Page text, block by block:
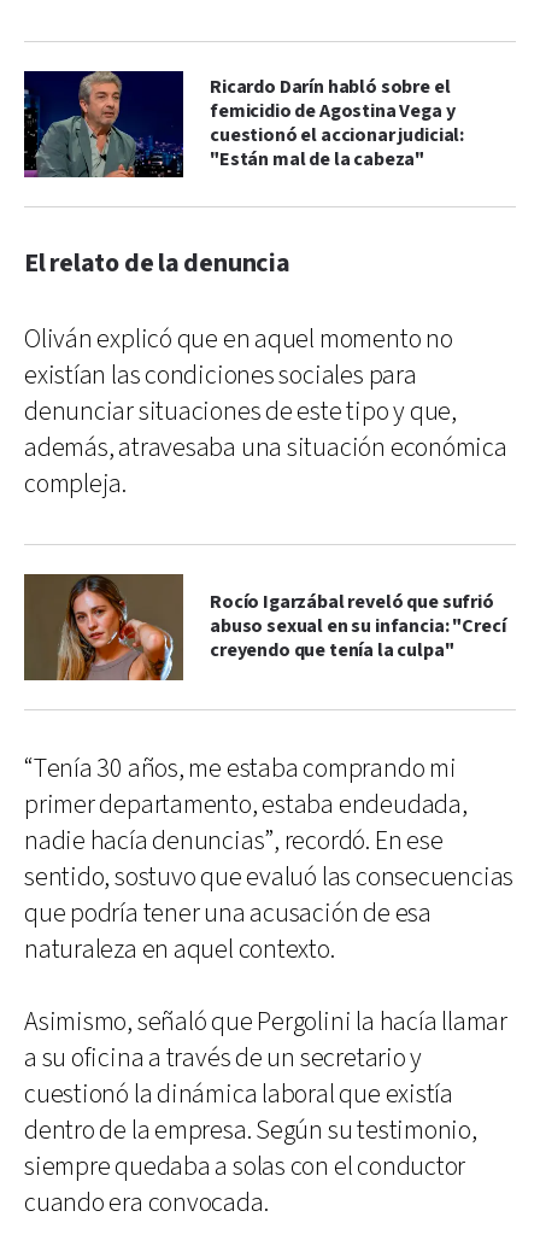
Ricardo Darín habló sobre el
femicidio de Agostina Vega y
cuestionó el accionar judicial:
"Están mal de la cabeza"
El relato de la denuncia
Oliván explicó que en aquel momento no
existían las condiciones sociales para
denunciar situaciones de este tipo y que,
además, atravesaba una situación económica
compleja.
Rocío Igarzábal reveló que sufrió
abuso sexual en su infancia: "Crecí
creyendo que tenía la culpa"
“Tenía 30 años, me estaba comprando mi
primer departamento, estaba endeudada,
nadie hacía denuncias”, recordó. En ese
sentido, sostuvo que evaluó las consecuencias
que podría tener una acusación de esa
naturaleza en aquel contexto.
Asimismo, señaló que Pergolini la hacía llamar
a su oficina a través de un secretario y
cuestionó la dinámica laboral que existía
dentro de la empresa. Según su testimonio,
siempre quedaba a solas con el conductor
cuando era convocada.